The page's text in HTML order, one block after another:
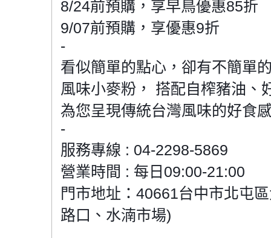
8/24前預購，享早鳥優惠85折
9/07前預購，享優惠9折
-
看似簡單的點心，卻有不簡單
風味小麥粉， 搭配自榨豬油、
為您呈現傳統台灣風味的好食
-
服務專線 : 04-2298-5869
營業時間 : 每日09:00-21:00
門市地址：40661台中市北屯
路口、水湳市場)